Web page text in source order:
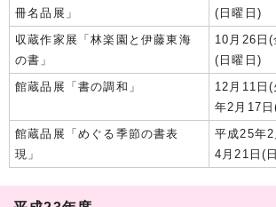
冊名品展」
(日曜日)
収蔵作家展「林楽園と伊藤東海
の書」
10月26日(
(日曜日)
館蔵品展「書の調和」
12月11日
年2月17
館蔵品展「めぐる季節の書表
現」
平成25年
4月21日(